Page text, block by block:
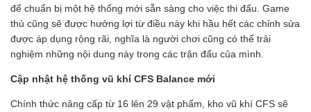
để chuẩn bị một hệ thống mới sẵn sàng cho việc thi đấu. Game
thủ cũng sẽ được hưởng lợi từ điều này khi hầu hết các chỉnh sửa
được áp dụng rộng rãi, nghĩa là người chơi cũng có thể trải
nghiệm những nội dung này trong các trận đấu của mình.
Cập nhật hệ thống vũ khí CFS Balance mới
Chính thức nâng cấp từ 16 lên 29 vật phẩm, kho vũ khí CFS sẽ